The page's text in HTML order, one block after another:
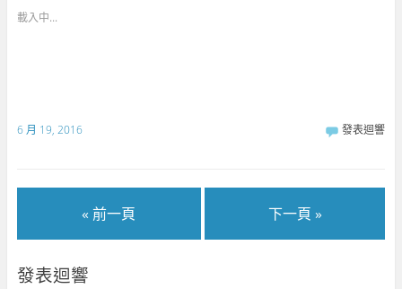
t
啟
)
)
載入中...
6 月 19, 2016 發表迴響
« 前一頁 下一頁 »
發表迴響